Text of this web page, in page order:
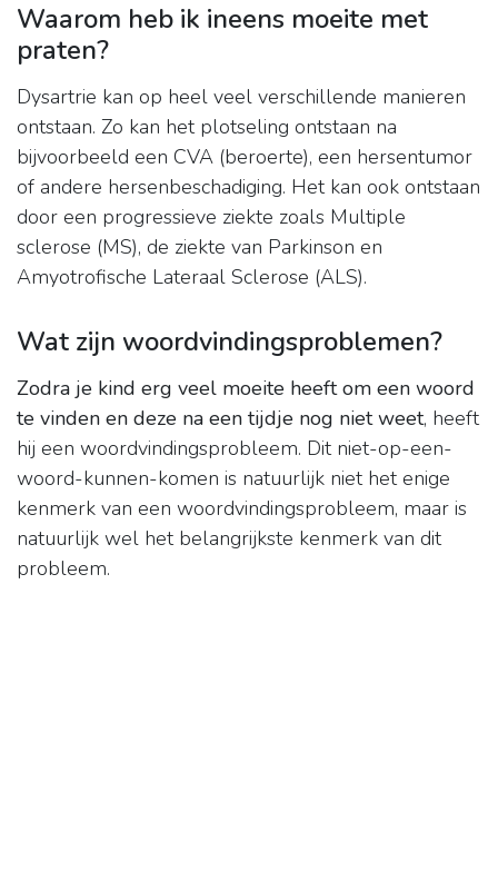
Waarom heb ik ineens moeite met
praten?
Dysartrie kan op heel veel verschillende manieren
ontstaan. Zo kan het plotseling ontstaan na
bijvoorbeeld een CVA (beroerte), een hersentumor
of andere hersenbeschadiging. Het kan ook ontstaan
door een progressieve ziekte zoals Multiple
sclerose (MS), de ziekte van Parkinson en
Amyotrofische Lateraal Sclerose (ALS).
Wat zijn woordvindingsproblemen?
Zodra je kind erg veel moeite heeft om een woord
te vinden en deze na een tijdje nog niet weet, heeft
hij een woordvindingsprobleem. Dit niet-op-een-
woord-kunnen-komen is natuurlijk niet het enige
kenmerk van een woordvindingsprobleem, maar is
natuurlijk wel het belangrijkste kenmerk van dit
probleem.